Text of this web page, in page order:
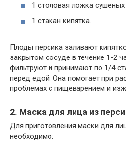
1 столовая ложка
1 стакан кипятка.
Плоды персика заливают
закрытом сосуде в течение 1-2
фильтруют и принимают по 1/4
перед едой. Она помогает при
проблемах с пищеварением и
2. Маска для лица из
Для приготовления маски для
необходимо: